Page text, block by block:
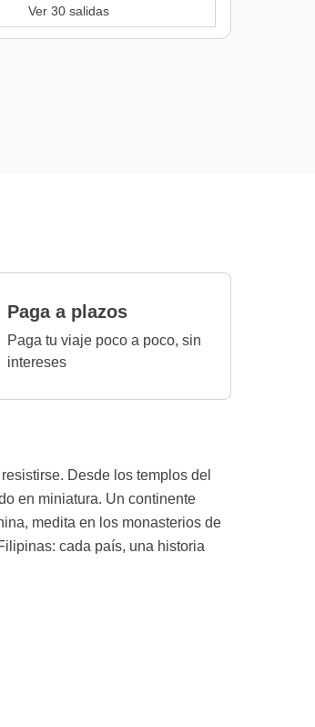
Ver 30 salidas
Paga a plazos
Paga tu viaje poco a poco, sin
intereses
Desde los templos del
en miniatura. Un continente
medita en los monasterios de
cada país, una historia